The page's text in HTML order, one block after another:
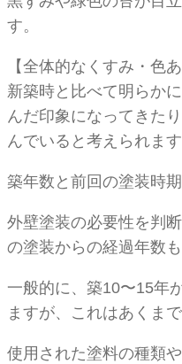
す。
【全体的なくすみ・色あ
新築時と比べて明らか
んだ印象になってきた
んでいると考えられます
築年数と前回の塗装時
外壁塗装の必要性を判
の塗装からの経過年数
一般的に、築10〜15年
ますが、これはあくまで
使用された塗料の種類